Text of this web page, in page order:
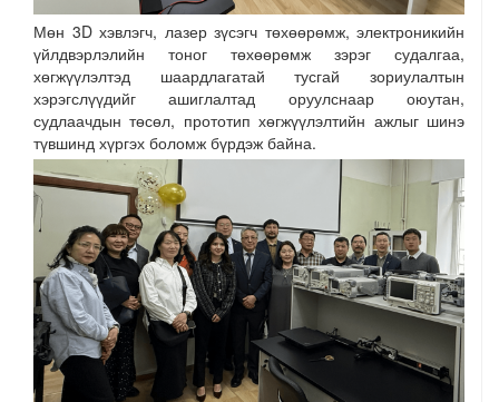
Мөн 3D хэвлэгч, лазер зүсэгч төхөөрөмж, электроникийн
үйлдвэрлэлийн тоног төхөөрөмж зэрэг судалгаа,
хөгжүүлэлтэд шаардлагатай тусгай зориулалтын
хэрэгслүүдийг ашиглалтад оруулснаар оюутан,
судлаачдын төсөл, прототип хөгжүүлэлтийн ажлыг шинэ
түвшинд хүргэх боломж бүрдэж байна.